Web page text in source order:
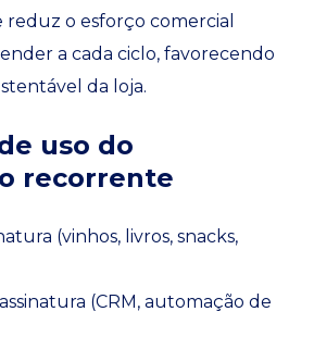
reduz o esforço comercial
a cada ciclo, favorecendo
da loja.
uso do
recorrente
(vinhos, livros, snacks,
(CRM, automação de